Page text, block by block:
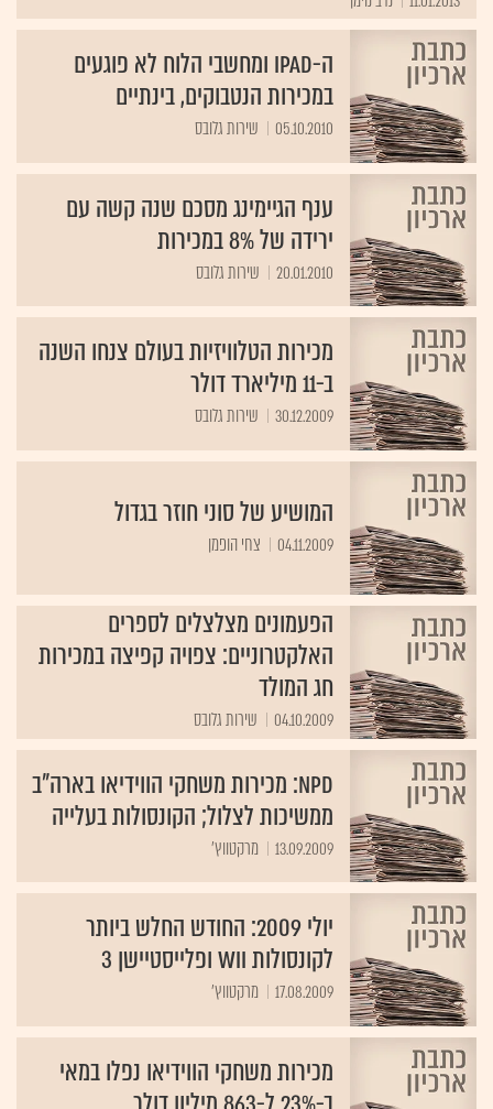
ה-iPad ומחשבי הלוח לא פוגעים
במכירות הנטבוקים, בינתיים
05.10.2010 שירות גלובס
ענף הגיימינג מסכם שנה קשה עם
ירידה של 8% במכירות
20.01.2010 שירות גלובס
מכירות הטלוויזיות בעולם צנחו השנה
ב-11 מיליארד דולר
30.12.2009 שירות גלובס
המושיע של סוני חוזר בגדול
04.11.2009 צחי הופמן
הפעמונים מצלצלים לספרים
האלקטרוניים: צפויה קפיצה במכירות
חג המולד
04.10.2009
NPD: מכירות משחקי הווידיאו בארה"ב
ממשיכות לצלול; הקונסולות בעלייה
13.09.2009 מרקטווץ'
יולי 2009: החודש החלש ביותר
לקונסולות Wii ופלייסטיישן 3
17.08.2009 מרקטווץ'
מכירות משחקי הווידיאו נפלו במאי